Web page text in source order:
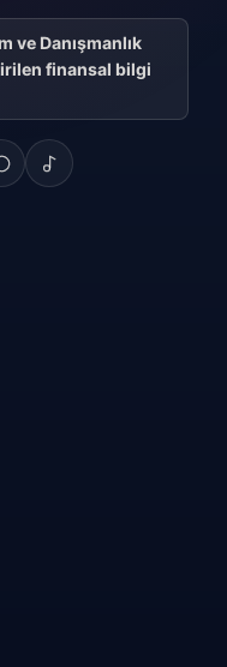
ve Danışmanlık
finansal bilgi